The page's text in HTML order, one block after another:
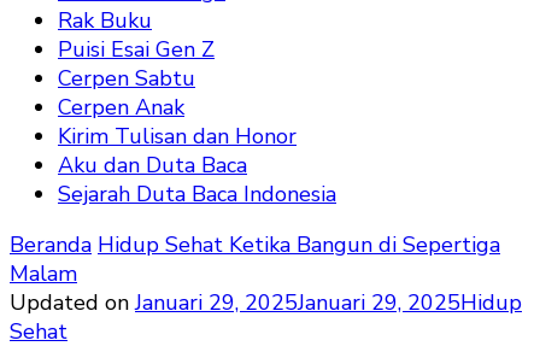
Rak Buku
Puisi Esai Gen Z
Cerpen Sabtu
Cerpen Anak
Kirim Tulisan dan Honor
Aku dan Duta Baca
Sejarah Duta Baca Indonesia
Beranda Hidup Sehat Ketika Bangun di Sepertiga
Malam
Updated onJanuari 29, 2025Januari 29, 2025Hidup
Sehat